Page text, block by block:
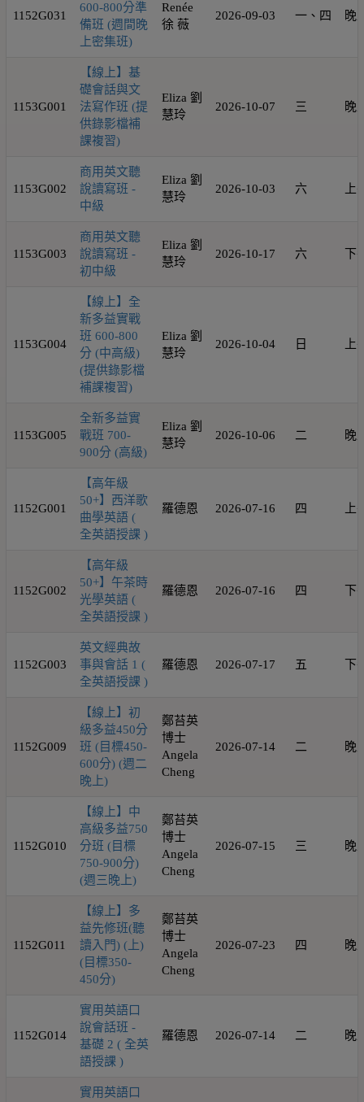
1152G031
600-800分準
備班 (週間晚
上密集班)
Renée
徐 薇
2026-09-03 一、四 晚
1153G001
【線上】基
礎會話與文
法寫作班 (提
供錄影檔補
課複習)
Eliza 劉
慧玲
2026-10-07 三 晚
1153G002
商用英文聽
說讀寫班 -
中級
Eliza 劉
慧玲
2026-10-03 六 上
1153G003
商用英文聽
說讀寫班 -
初中級
Eliza 劉
慧玲
2026-10-17 六 下
1153G004
【線上】全
新多益實戰
班 600-800
分 (中高級)
(提供錄影檔
補課複習)
Eliza 劉
慧玲
2026-10-04 日 上
1153G005
全新多益實
戰班 700-
900分 (高級)
Eliza 劉
慧玲
2026-10-06 二 晚
1152G001
【高年級
50+】西洋歌
曲學英語 (
全英語授課 )
羅德恩 2026-07-16 四 上
1152G002
【高年級
50+】午茶時
光學英語 (
全英語授課 )
羅德恩 2026-07-16 四 下
1152G003
英文經典故
事與會話 1 (
全英語授課 )
羅德恩 2026-07-17 五 下
1152G009
【線上】初
級多益450分
班 (目標450-
600分) (週二
晚上)
鄭苔英
博士
Angela
Cheng
2026-07-14 二 晚
1152G010
【線上】中
高級多益750
分班 (目標
750-900分)
(週三晚上)
鄭苔英
博士
Angela
Cheng
2026-07-15 三 晚
1152G011
【線上】多
益先修班(聽
讀入門) (上)
(目標350-
450分)
鄭苔英
博士
Angela
Cheng
2026-07-23 四 晚
1152G014
實用英語口
說會話班 -
基礎 2 ( 全英
語授課 )
羅德恩 2026-07-14 二 晚
實用英語口